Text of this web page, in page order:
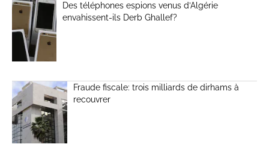
Des téléphones espions venus d’Algérie
envahissent-ils Derb Ghallef?
Fraude fiscale: trois milliards de dirhams à
recouvrer